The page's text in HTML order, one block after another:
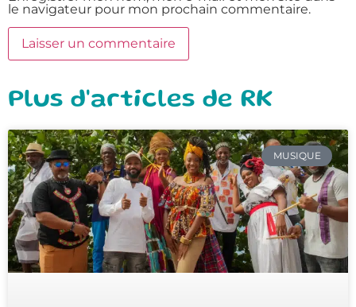
le navigateur pour mon prochain commentaire.
Plus d'articles de RK
MUSIQUE